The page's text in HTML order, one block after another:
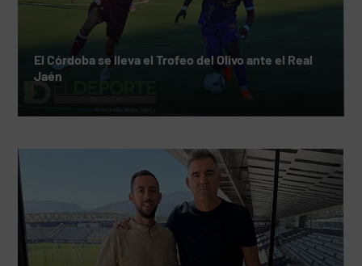
El Córdoba se lleva el Trofeo del Olivo ante el Real
Jaén